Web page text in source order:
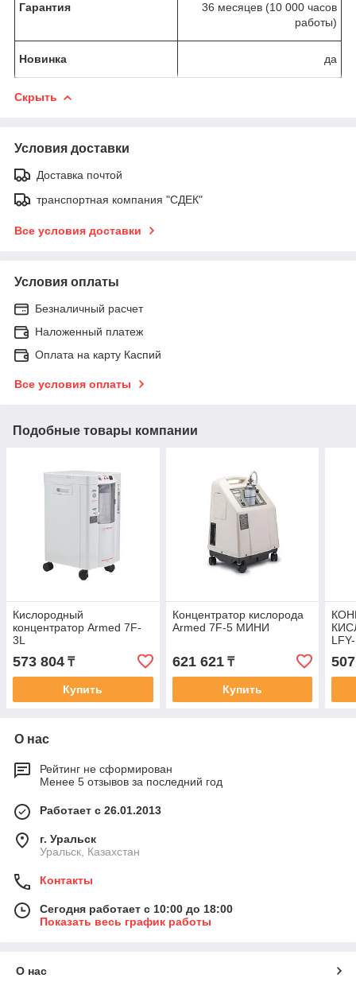
Гарантия
36 месяцев (10 000 часов
работы)
Новинка да
Скрыть
Условия доставки
Доставка почтой
транспортная компания "СДЕК"
Все условия доставки
Условия оплаты
Безналичный расчет
Наложенный платеж
Оплата на карту Каспий
Все условия оплаты
Подобные товары компании
Кислородный
концентратор Armed 7F-
3L
573 804 ₸
Купить
Концентратор кислорода
Armed 7F-5 МИНИ
621 621₸
Купить
О нас
Рейтинг не сформирован
Менее 5 отзывов за последний год
Работает с 26.01.2013
г. Уральск
Уральск, Казахстан
Контакты
Сегодня работает с 10:00 до 18:00
Показать весь график работы
О нас